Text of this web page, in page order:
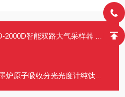
能双路大气采样器 双通道独立采样 空气采样装置
原子吸收分光光度计纯钛雾化室